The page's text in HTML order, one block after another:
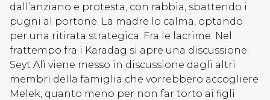
dall’anziano e protesta, con rabbia, sbattendo i
pugni al portone. La madre lo calma, optando
per una ritirata strategica. Fra le lacrime. Nel
frattempo fra i Karadag si apre una discussione:
Seyt Alì viene messo in discussione dagli altri
membri della famiglia che vorrebbero accogliere
Melek, quanto meno per non far torto ai figli